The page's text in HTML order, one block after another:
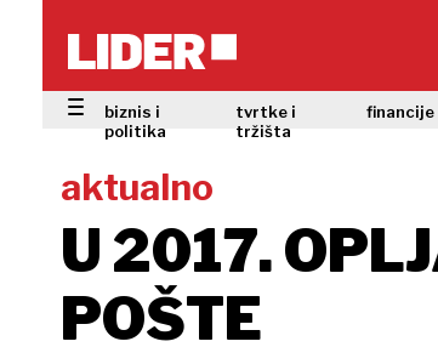
biznis i
politika
tvrtke i
tržišta
financije
aktualno
U 2017.
POŠTE